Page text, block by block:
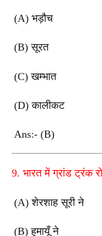
(A) भड़ौच
(B)सूरत
(C)खम्भात
(D)कालीकट
Ans:- (B)
9. भारत में ग्रांड ट्रंक
(A)शेरशाह सूरी ने
(B)हुमायूँ ने